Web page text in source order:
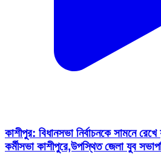
কাশীপুর: বিধানসভা নির্বাচনকে সামনে
কর্মীসভা কাশীপুরে,উপস্থিত জেলা যুব